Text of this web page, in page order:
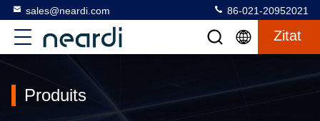
sales@neardi.com 86-021-20952021
Zitat
Produits